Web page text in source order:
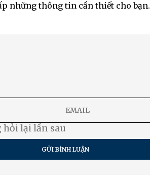
những thông tin cần thiết cho bạn.
lại lần sau
GỬI BÌNH LUẬN